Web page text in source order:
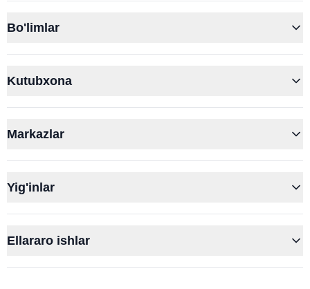
Bo'limlar
Kutubxona
Markazlar
Yig'inlar
Ellararo ishlar